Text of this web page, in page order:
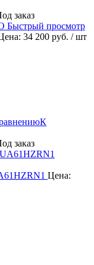
заказ
Быстрый просмотр
34 200 руб. / шт
К
заказ
Цена: